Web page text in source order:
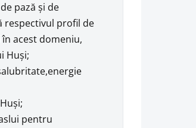
pază şi de
respectivul profil de
acest domeniu,
Huşi;
pentru